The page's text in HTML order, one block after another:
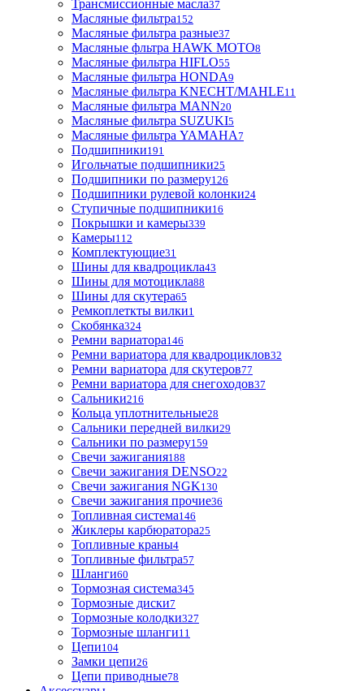
Трансмиссионные масла37
Масляные фильтра152
Масляные фильтра разные37
Масляные фльтра HAWK MOTO8
Масляные фильтра HIFLO55
Масляные фильтра HONDA9
Масляные фильтра KNECHT/MAHLE11
Масляные фильтра MANN20
Масляные фильтра SUZUKI5
Масляные фильтра YAMAHA7
Подшипники191
Игольчатые подшипники25
Подшипники по размеру126
Подшипники рулевой колонки24
Ступичные подшипники16
Покрышки и камеры339
Камеры112
Комплектующие31
Шины для квадроцикла43
Шины для мотоцикла88
Шины для скутера65
Ремкоплеткты вилки1
Скобянка324
Ремни вариатора146
Ремни вариатора для квадроциклов32
Ремни вариатора для скутеров77
Ремни вариатора для снегоходов37
Сальники216
Кольца уплотнительные28
Сальники передней вилки29
Сальники по размеру159
Свечи зажигания188
Свечи зажигания DENSO22
Свечи зажигания NGK130
Свечи зажигания прочие36
Топливная система146
Жиклеры карбюратора25
Топливные краны4
Топливные фильтра57
Шланги60
Тормозная система345
Тормозные диски7
Тормозные колодки327
Тормозные шланги11
Цепи104
Замки цепи26
Цепи приводные78